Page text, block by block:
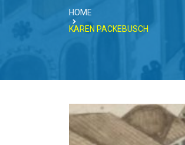
HOME
KAREN PACKEBUSCH